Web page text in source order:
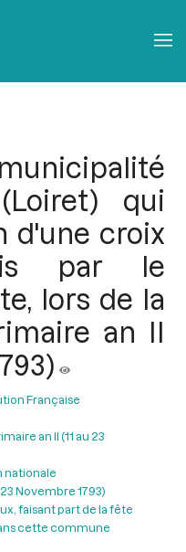
qui
d'une croix
par le
lors de la
an II
Française
an II (11 au 23
nationale
Novembre 1793)
faisant part de la fête
cette commune